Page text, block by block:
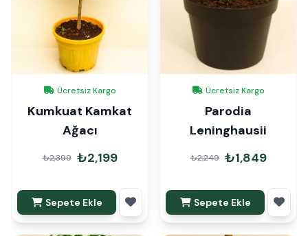
Ücretsiz Kargo
Kumkuat Kamkat
Ağacı
₺2,399 ₺2,199
Sepete Ekle
Ücretsiz Kargo
Parodia
Leninghausii
₺2,249 ₺1,849
Sepete Ekle